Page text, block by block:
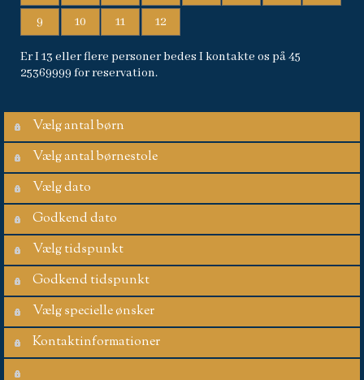
9 10 11 12
Er I 13 eller flere personer bedes I kontakte os på 45
25369999 for reservation.
Vælg antal børn
Vælg antal børnestole
Vælg dato
Godkend dato
Vælg tidspunkt
Godkend tidspunkt
Vælg specielle ønsker
Kontaktinformationer